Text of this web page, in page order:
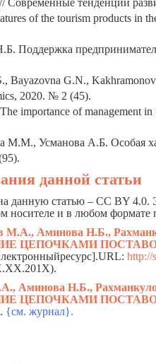
Современные тенденции
of the tourism products in
Поддержка
Bayazovna G.N.,
2020. № 2 (45).
importance of management
М.М., Усманова А.Б. Особая
данной статьи
данную статью – CC BY 4.0.
носителе и в любом формате
М.А., Аминова Н.Б.,
ЦЕПОЧКАМИ
http://
Аминова Н.Б.,
ЦЕПОЧКАМИ
{см. журнал}.